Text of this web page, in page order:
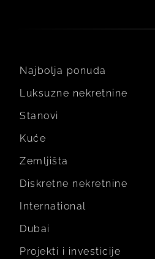
Najbolja ponuda
Luksuzne nekretnine
Stanovi
Kuće
Zemljišta
Diskretne nekretnine
International
Dubai
Projekti i investicije